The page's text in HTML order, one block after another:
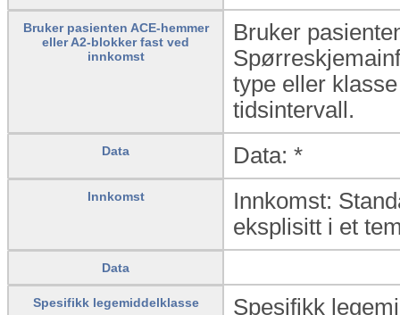
Bruker pasienten ACE-hemmer
eller A2-blokker fast ved
innkomst
Bruker
type eller
tidsintervall.
Data Data: *
Innkomst
Innkomst:
eksplisitt i et
Data
Spesifikk legemiddelklasse Spesifikk